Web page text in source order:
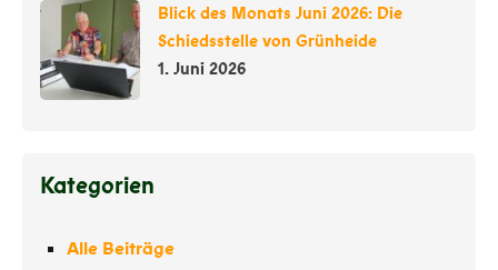
Blick des Monats Juni 2026: Die
Schiedsstelle von Grünheide
1. Juni 2026
Kategorien
Alle Beiträge